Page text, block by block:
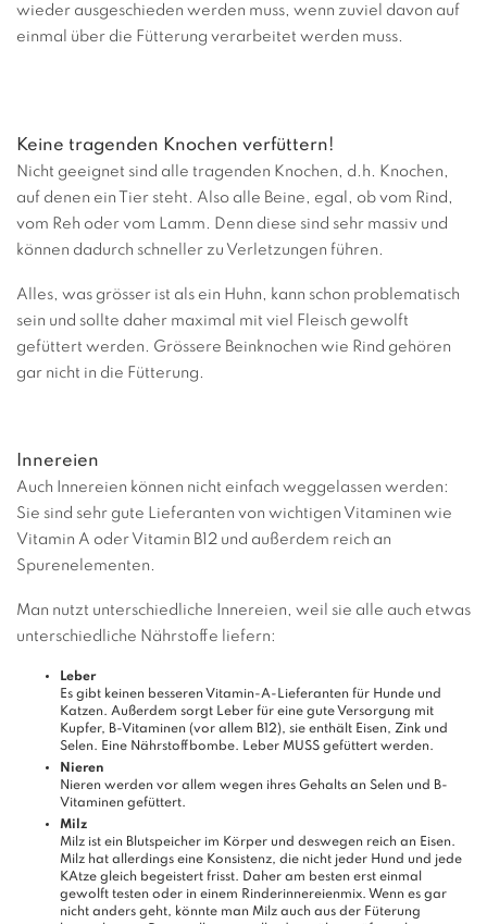
wieder ausgeschieden werden muss, wenn zuviel davon auf
einmal über die Fütterung verarbeitet werden muss.
Keine tragenden Knochen verfüttern!
Nicht geeignet sind alle tragenden Knochen, d.h. Knochen,
auf denen ein Tier steht. Also alle Beine, egal, ob vom Rind,
vom Reh oder vom Lamm. Denn diese sind sehr massiv und
können dadurch schneller zu Verletzungen führen.
Alles, was grösser ist als ein Huhn, kann schon problematisch
sein und sollte daher maximal mit viel Fleisch gewolft
gefüttert werden. Grössere Beinknochen wie Rind gehören
gar nicht in die Fütterung.
Innereien
Auch Innereien können nicht einfach weggelassen werden:
Sie sind sehr gute Lieferanten von wichtigen Vitaminen wie
Vitamin A oder Vitamin B12 und außerdem reich an
Spurenelementen.
Man nutzt unterschiedliche Innereien, weil sie alle auch etwas
unterschiedliche Nährstoffe liefern:
Leber
Es gibt keinen besseren Vitamin-A-Lieferanten für Hunde und
Katzen. Außerdem sorgt Leber für eine gute Versorgung mit
Kupfer, B-Vitaminen (vor allem B12), sie enthält Eisen, Zink und
Selen. Eine Nährstoffbombe. Leber MUSS gefüttert werden.
Nieren
Nieren werden vor allem wegen ihres Gehalts an Selen und B-
Vitaminen gefüttert.
Milz
Milz ist ein Blutspeicher im Körper und deswegen reich an Eisen.
Milz hat allerdings eine Konsistenz, die nicht jeder Hund und jede
KAtze gleich begeistert frisst. Daher am besten erst einmal
gewolft testen oder in einem Rinderinnereienmix. Wenn es gar
nicht anders geht, könnte man Milz auch aus der Füterung